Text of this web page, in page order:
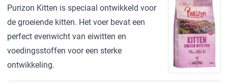
Purizon Kitten is speciaal ontwikkeld voor
de groeiende kitten. Het voer bevat een
perfect evenwicht van eiwitten en
voedingsstoffen voor een sterke
ontwikkeling.